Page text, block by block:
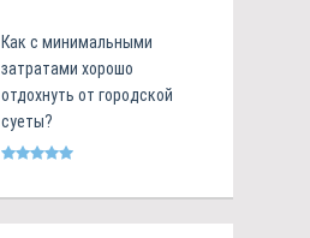
Как с минимальными
затратами хорошо
отдохнуть от городской
суеты?